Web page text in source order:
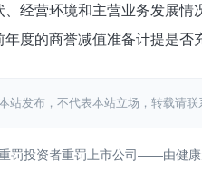
、经营环境和主营业务发展
年度的商誉减值准备计提是否
站发布，不代表本站立场，转载请
重罚投资者重罚上市公司——由健